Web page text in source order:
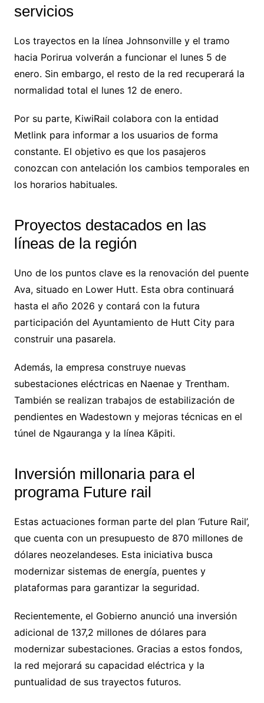
servicios
Los trayectos en la línea Johnsonville y el tramo
hacia Porirua volverán a funcionar el lunes 5 de
enero. Sin embargo, el resto de la red recuperará la
normalidad total el lunes 12 de enero.
Por su parte, KiwiRail colabora con la entidad
Metlink para informar a los usuarios de forma
constante. El objetivo es que los pasajeros
conozcan con antelación los cambios temporales en
los horarios habituales.
Proyectos destacados en las
líneas de la región
Uno de los puntos clave es la renovación del puente
Ava, situado en Lower Hutt. Esta obra continuará
hasta el año 2026 y contará con la futura
participación del Ayuntamiento de Hutt City para
construir una pasarela.
Además, la empresa construye nuevas
subestaciones eléctricas en Naenae y Trentham.
También se realizan trabajos de estabilización de
pendientes en Wadestown y mejoras técnicas en el
túnel de Ngauranga y la línea Kāpiti.
Inversión millonaria para el
programa Future rail
Estas actuaciones forman parte del plan ‘Future Rail’,
que cuenta con un presupuesto de 870 millones de
dólares neozelandeses. Esta iniciativa busca
modernizar sistemas de energía, puentes y
plataformas para garantizar la seguridad.
Recientemente, el Gobierno anunció una inversión
adicional de 137,2 millones de dólares para
modernizar subestaciones. Gracias a estos fondos,
la red mejorará su capacidad eléctrica y la
puntualidad de sus trayectos futuros.